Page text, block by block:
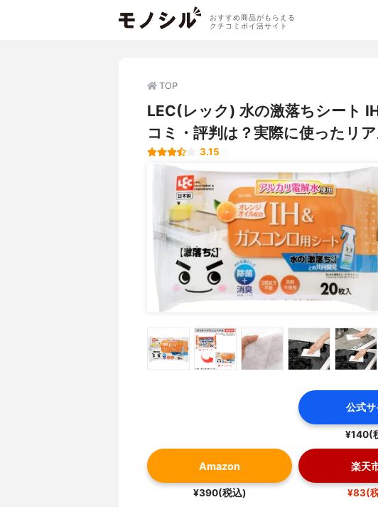
おすすめ商品がもらえる
クチコミポイ活サイト
TOP
LEC(レック) 水の激落ちシート
コミ・評判は？実際に使ったリ
3.15
公式サ
¥140(
Amazon
¥390(税込)
楽天
¥83(